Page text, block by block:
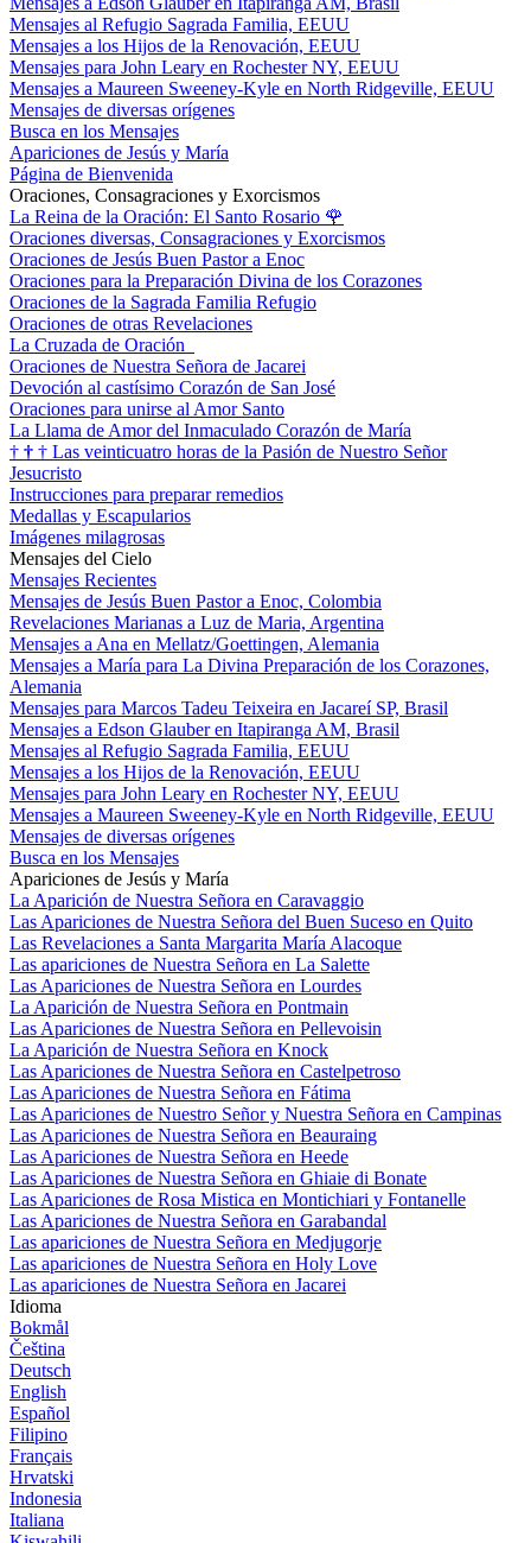
Mensajes al Refugio Sagrada Familia, EEUU
Mensajes a los Hijos de la Renovación, EEUU
Mensajes para John Leary en Rochester NY, EEUU
Mensajes a Maureen Sweeney-Kyle en North Ridgeville, EEUU
Mensajes de diversas orígenes
Busca en los Mensajes
Apariciones de Jesús y María
Página de Bienvenida
Oraciones, Consagraciones y Exorcismos
La Reina de la Oración: El Santo Rosario 🌹
Oraciones diversas, Consagraciones y Exorcismos
Oraciones de Jesús Buen Pastor a Enoc
Oraciones para la Preparación Divina de los Corazones
Oraciones de la Sagrada Familia Refugio
Oraciones de otras Revelaciones
La Cruzada de Oración
Oraciones de Nuestra Señora de Jacarei
Devoción al castísimo Corazón de San José
Oraciones para unirse al Amor Santo
La Llama de Amor del Inmaculado Corazón de María
† † † Las veinticuatro horas de la Pasión de Nuestro Señor
Jesucristo
Instrucciones para preparar remedios
Medallas y Escapularios
Imágenes milagrosas
Mensajes del Cielo
Mensajes Recientes
Mensajes de Jesús Buen Pastor a Enoc, Colombia
Revelaciones Marianas a Luz de Maria, Argentina
Mensajes a Ana en Mellatz/Goettingen, Alemania
Mensajes a María para La Divina Preparación de los Corazones,
Alemania
Mensajes para Marcos Tadeu Teixeira en Jacareí SP, Brasil
Mensajes a Edson Glauber en Itapiranga AM, Brasil
Mensajes al Refugio Sagrada Familia, EEUU
Mensajes a los Hijos de la Renovación, EEUU
Mensajes para John Leary en Rochester NY, EEUU
Mensajes a Maureen Sweeney-Kyle en North Ridgeville, EEUU
Mensajes de diversas orígenes
Busca en los Mensajes
Apariciones de Jesús y María
La Aparición de Nuestra Señora en Caravaggio
Las Apariciones de Nuestra Señora del Buen Suceso en Quito
Las Revelaciones a Santa Margarita María Alacoque
Las apariciones de Nuestra Señora en La Salette
Las Apariciones de Nuestra Señora en Lourdes
La Aparición de Nuestra Señora en Pontmain
Las Apariciones de Nuestra Señora en Pellevoisin
La Aparición de Nuestra Señora en Knock
Las Apariciones de Nuestra Señora en Castelpetroso
Las Apariciones de Nuestra Señora en Fátima
Las Apariciones de Nuestro Señor y Nuestra Señora en Campinas
Las Apariciones de Nuestra Señora en Beauraing
Las Apariciones de Nuestra Señora en Heede
Las Apariciones de Nuestra Señora en Ghiaie di Bonate
Las Apariciones de Rosa Mistica en Montichiari y Fontanelle
Las Apariciones de Nuestra Señora en Garabandal
Las apariciones de Nuestra Señora en Medjugorje
Las apariciones de Nuestra Señora en Holy Love
Las apariciones de Nuestra Señora en Jacarei
Idioma
Bokmål
Čeština
Deutsch
English
Español
Filipino
Français
Hrvatski
Indonesia
Italiana